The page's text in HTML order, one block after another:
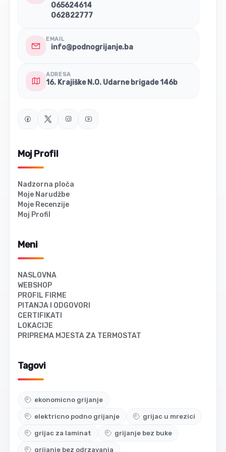
065624614
062822777
EMAIL
info@podnogrijanje.ba
ADRESA
16. Krajiške N.O. Udarne brigade 146b
Moj Profil
Nadzorna ploča
Moje Narudžbe
Moje Recenzije
Moj Profil
Meni
NASLOVNA
WEBSHOP
PROFIL FIRME
PITANJA I ODGOVORI
CERTIFIKATI
LOKACIJE
PRIPREMA MJESTA ZA TERMOSTAT
Tagovi
ekonomicno grijanje
elektricno podno grijanje grijac u mrezici
grijac za laminat grijanje bez buke
grijanje bez odrzavanja